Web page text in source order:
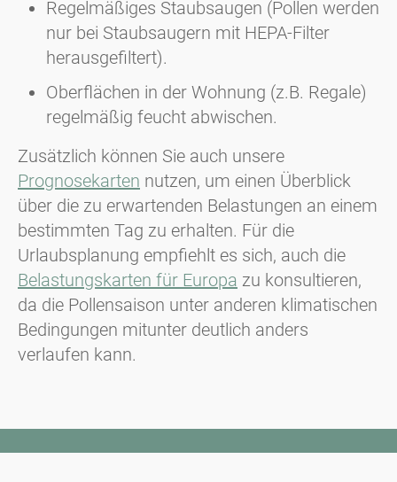
Regelmäßiges Staubsaugen (Pollen werden
nur bei Staubsaugern mit HEPA-Filter
herausgefiltert).
Oberflächen in der Wohnung (z.B. Regale)
regelmäßig feucht abwischen.
Zusätzlich können Sie auch unsere
Prognosekarten nutzen, um einen Überblick
über die zu erwartenden Belastungen an einem
bestimmten Tag zu erhalten. Für die
Urlaubsplanung empfiehlt es sich, auch die
Belastungskarten für Europa zu konsultieren,
da die Pollensaison unter anderen klimatischen
Bedingungen mitunter deutlich anders
verlaufen kann.